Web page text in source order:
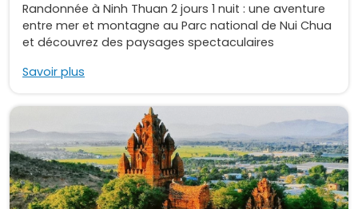
Randonnée à Ninh Thuan 2 jours 1 nuit : une aventure
entre mer et montagne au Parc national de Nui Chua
et découvrez des paysages spectaculaires
Savoir plus